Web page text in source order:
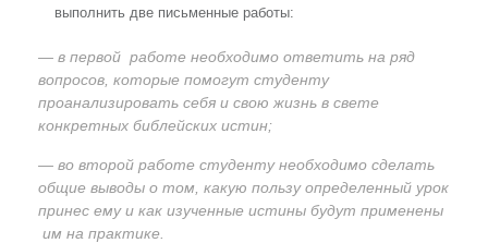
выполнить две письменные работы:
— в первой работе необходимо ответить на ряд
вопросов, которые помогут студенту
проанализировать себя и свою жизнь в свете
конкретных библейских истин;
— во второй работе студенту необходимо сделать
общие выводы о том, какую пользу определенный урок
принес ему и как изученные истины будут применены
им на практике.